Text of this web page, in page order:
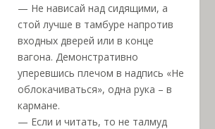
— Не нависай над сидящими, а
стой лучше в тамбуре напротив
входных дверей или в конце
вагона. Демонстративно
уперевшись плечом в надпись «Не
облокачиваться», одна рука – в
кармане.
— Если и читать, то не талмуд